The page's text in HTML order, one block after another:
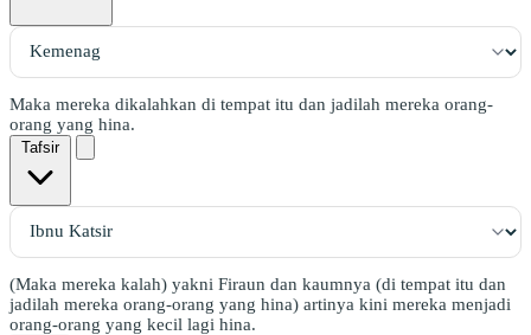
Maka mereka dikalahkan di tempat itu dan jadilah mereka orang-
orang yang hina.
Tafsir
(Maka mereka kalah) yakni Firaun dan kaumnya (di tempat itu dan
jadilah mereka orang-orang yang hina) artinya kini mereka menjadi
orang-orang yang kecil lagi hina.